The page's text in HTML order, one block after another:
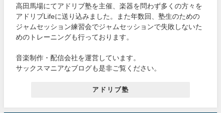
高田馬場にてアドリブ塾を主催、楽器を問わず多くの方々を
アドリブLifeに送り込みました。また年数回、塾生のための
ジャムセッション練習会でジャムセッションで失敗しないた
めのトレーニングも行っております。
音楽制作・配信会社を運営しています。
サックスマニアなブログも是非ご覧ください。
アドリブ塾